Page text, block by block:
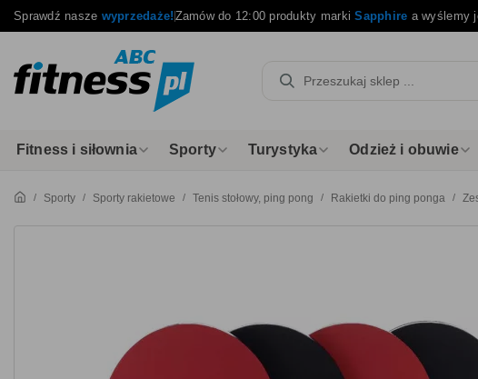
Sprawdź nasze wyprzedaże!Zamów do 12:00 produkty markiSapphire a wyślemy
Fitness i siłownia Sporty Turystyka Odzież i obuwie
Sporty Sporty rakietowe Tenis stołowy, ping pong Rakietki do ping ponga